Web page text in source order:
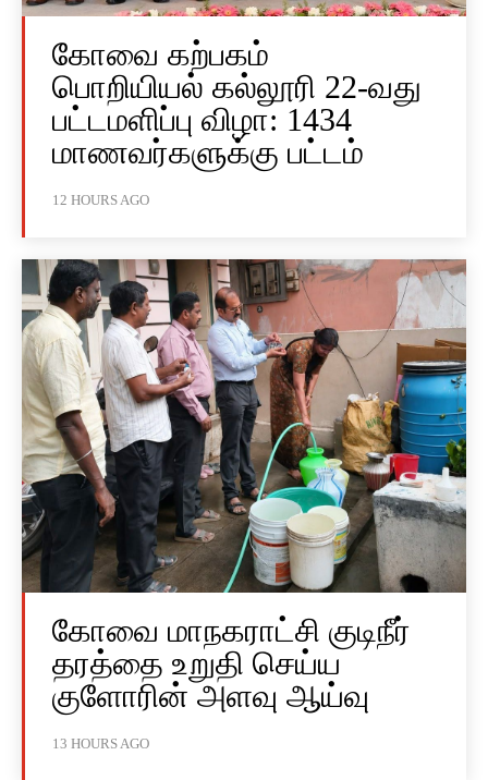
கோவை கற்பகம்
பொறியியல் கல்லூரி 22-வது
பட்டமளிப்பு விழா: 1434
மாணவர்களுக்கு பட்டம்
12 HOURS AGO
கோவை மாநகராட்சி குடிநீர்
தரத்தை உறுதி செய்ய
குளோரின் அளவு ஆய்வு
13 HOURS AGO